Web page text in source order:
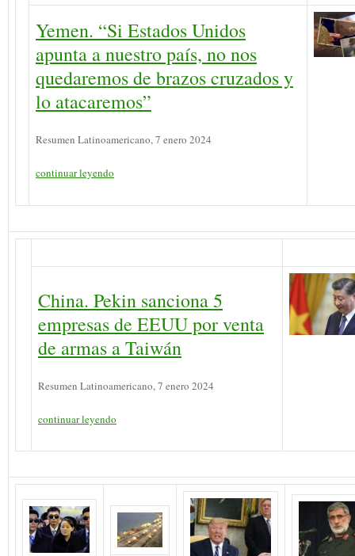
Yemen. “Si Estados Unidos
apunta a nuestro país, no nos
quedaremos de brazos cruzados y
lo atacaremos”
Resumen Latinoamericano, 7 enero 2024
continuar leyendo
China. Pekin sanciona 5
empresas de EEUU por venta
de armas a Taiwán
Resumen Latinoamericano, 7 enero 2024
continuar leyendo